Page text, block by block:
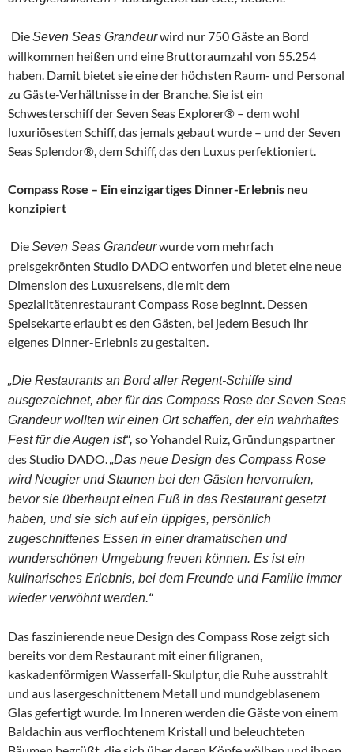
DieSeven Seas Grandeurwird nur 750 Gäste an Bord
willkommen heißen und eine Bruttoraumzahl von 55.254
haben. Damit bietet sie eine der höchsten Raum- und Personal
zu Gäste-Verhältnisse in der Branche. Sie ist ein
Schwesterschiff der Seven Seas Explorer® – dem wohl
luxuriösesten Schiff, das jemals gebaut wurde – und der Seven
Seas Splendor®, dem Schiff, das den Luxus perfektioniert.
Compass Rose – Ein einzigartiges Dinner-Erlebnis neu
konzipiert
DieSeven Seas Grandeurwurde vom mehrfach
preisgekrönten Studio DADO entworfen und bietet eine neue
Dimension des Luxusreisens, die mit dem
Spezialitätenrestaurant Compass Rose beginnt. Dessen
Speisekarte erlaubt es den Gästen, bei jedem Besuch ihr
eigenes Dinner-Erlebnis zu gestalten.
„Die Restaurants an Bord aller Regent-Schiffe sind
ausgezeichnet, aber für das Compass Rose der Seven Seas
Grandeur wollten wir einen Ort schaffen, der ein wahrhaftes
Fest für die Augen ist“, so Yohandel Ruiz, Gründungspartner
des Studio DADO.„Das neue Design des Compass Rose
wird Neugier und Staunen bei den Gästen hervorrufen,
bevor sie überhaupt einen Fuß in das Restaurant gesetzt
haben, und sie sich auf ein üppiges, persönlich
zugeschnittenes Essen in einer dramatischen und
wunderschönen Umgebung freuen können. Es ist ein
kulinarisches Erlebnis, bei dem Freunde und Familie immer
wieder verwöhnt werden.“
Das faszinierende neue Design des Compass Rose zeigt sich
bereits vor dem Restaurant mit einer filigranen,
kaskadenförmigen Wasserfall-Skulptur, die Ruhe ausstrahlt
und aus lasergeschnittenem Metall und mundgeblasenem
Glas gefertigt wurde. Im Inneren werden die Gäste von einem
Baldachin aus verflochtenem Kristall und beleuchteten